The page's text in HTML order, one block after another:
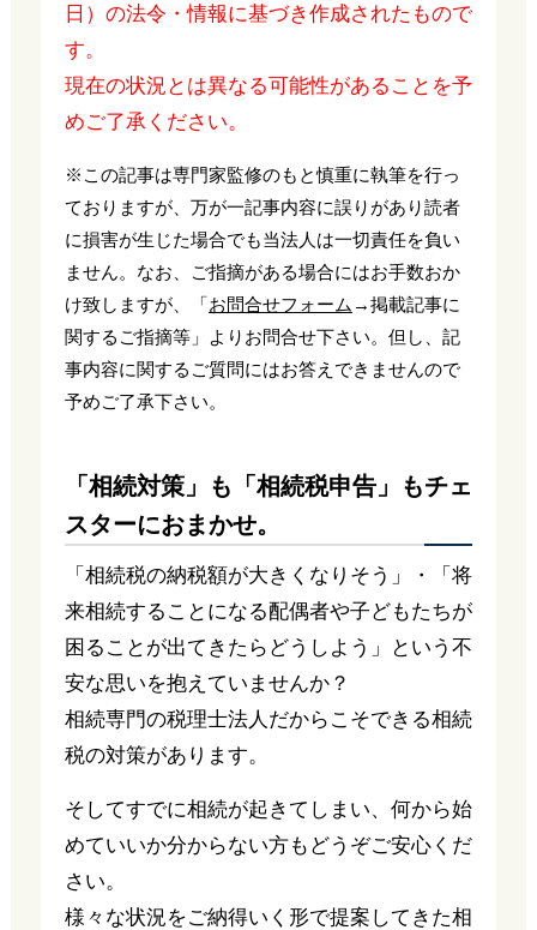
日）の法令・情報に基づき作成されたもので
す。
現在の状況とは異なる可能性があることを予
めご了承ください。
※この記事は専門家監修のもと慎重に執筆を行っ
ておりますが、万が一記事内容に誤りがあり読者
に損害が生じた場合でも当法人は一切責任を負い
ません。なお、ご指摘がある場合にはお手数おか
け致しますが、「お問合せフォーム →掲載記事に
関するご指摘等」よりお問合せ下さい。但し、記
事内容に関するご質問にはお答えできませんので
予めご了承下さい。
「相続対策」も「相続税申告」もチェ
スターにおまかせ。
「相続税の納税額が大きくなりそう」・「将
来相続することになる配偶者や子どもたちが
困ることが出てきたらどうしよう」という不
安な思いを抱えていませんか？
相続専門の税理士法人だからこそできる相続
税の対策があります。
そしてすでに相続が起きてしまい、何から始
めていいか分からない方もどうぞご安心くだ
さい。
様々な状況をご納得いく形で提案してきた相